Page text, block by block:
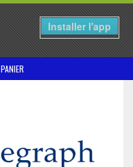
Installer l'app
PANIER